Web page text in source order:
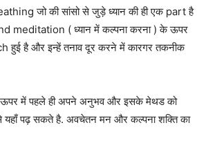
जो की सांसो से जुड़े ध्यान की ही एक part है
meditation ( ध्यान में कल्पना करना ) के ऊपर
हुई है और इन्हें तनाव दूर करने में कारगर तकनीक
ऊपर में पहले ही अपने अनुभव और इसके मेथड को
पढ़ सकते है. अवचेतन मन और कल्पना शक्ति का